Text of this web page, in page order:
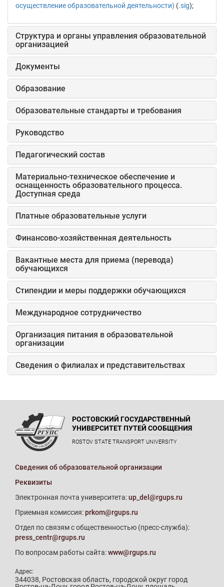
осуществление образовательной деятельности) (.sig);
Структура и органы управления образовательной
организацией
Документы
Образование
Образовательные стандарты и требования
Руководство
Педагогический состав
Материально-техническое обеспечение и
оснащенность образовательного процесса.
Доступная среда
Платные образовательные услуги
Финансово-хозяйственная деятельность
Вакантные места для приема (перевода)
обучающихся
Стипендии и меры поддержки обучающихся
Международное сотрудничество
Организация питания в образовательной
организации
Сведения о филиалах и представительствах
РОСТОВСКИЙ ГОСУДАРСТВЕННЫЙ
УНИВЕРСИТЕТ ПУТЕЙ СООБЩЕНИЯ
ROSTOV STATE TRANSPORT UNIVERSITY
Сведения об образовательной организации
Реквизиты
Электронная почта университета:up_del@rgups.ru
Приемная комиссия:prkom@rgups.ru
Отдел по связям с общественностью (пресс-служба):
press_centr@rgups.ru
По вопросам работы сайта:www@rgups.ru
Адрес:
344038, Ростовская область, городской округ город